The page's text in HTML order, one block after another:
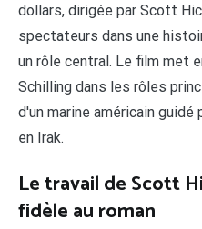
dollars, dirigée par Scott
spectateurs dans une
un rôle central. Le film met
Schilling dans les rôles
d'un marine américain
en Irak.
Le travail de Scott
fidèle au roman